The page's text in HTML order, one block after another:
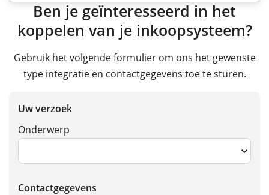
Ben je geïnteresseerd in het
koppelen van je inkoopsysteem?
Gebruik het volgende formulier om ons het gewenste
type integratie en contactgegevens toe te sturen.
Uw verzoek
Onderwerp
Contactgegevens